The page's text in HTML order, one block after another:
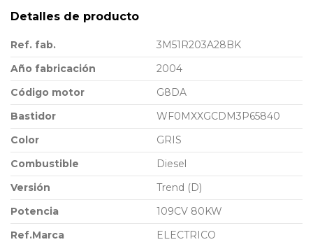
Detalles de producto
Ref. fab.
3M51R203A28BK
Año fabricación
2004
Código motor
G8DA
Bastidor
WF0MXXGCDM3P65840
Color
GRIS
Combustible
Diesel
Versión
Trend (D)
Potencia
109CV 80KW
Ref.Marca
ELECTRICO